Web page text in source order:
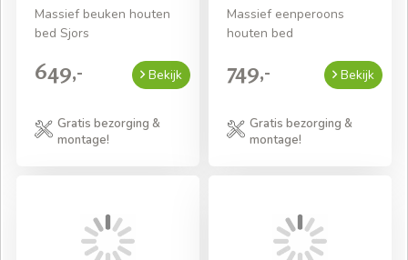
Massief beuken houten
bed Sjors
649,- Bekijk
Gratis bezorging &
montage!
Massief eenperoons
houten bed
749,- Bekijk
Gratis bezorging &
montage!